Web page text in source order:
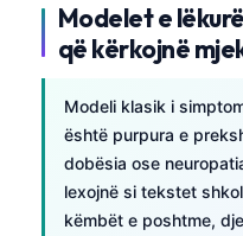
Modelet e
që kërkojnë
Modeli klasik i
është purpura e
dobësia ose
lexojnë si tekstet
këmbët e poshtme,
Македонски јазик
Gàidhlig
Occitan
العربية المغربية
Afrikaans